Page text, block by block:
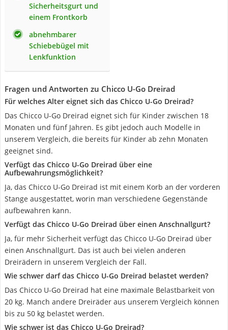
Sicherheitsgurt und
einem Frontkorb
abnehmbarer
Schiebebügel mit
Lenkfunktion
Fragen und Antworten zu Chicco U-Go Dreirad
Für welches Alter eignet sich das Chicco U-Go Dreirad?
Das Chicco U-Go Dreirad eignet sich für Kinder zwischen 18
Monaten und fünf Jahren. Es gibt jedoch auch Modelle in
unserem Vergleich, die bereits für Kinder ab zehn Monaten
geeignet sind.
Verfügt das Chicco U-Go Dreirad über eine
Aufbewahrungsmöglichkeit?
Ja, das Chicco U-Go Dreirad ist mit einem Korb an der vorderen
Stange ausgestattet, worin man verschiedene Gegenstände
aufbewahren kann.
Verfügt das Chicco U-Go Dreirad über einen Anschnallgurt?
Ja, für mehr Sicherheit verfügt das Chicco U-Go Dreirad über
einen Anschnallgurt. Das ist auch bei vielen anderen
Dreirädern in unserem Vergleich der Fall.
Wie schwer darf das Chicco U-Go Dreirad belastet werden?
Das Chicco U-Go Dreirad hat eine maximale Belastbarkeit von
20 kg. Manch andere Dreiräder aus unserem Vergleich können
bis zu 50 kg belastet werden.
Wie schwer ist das Chicco U-Go Dreirad?